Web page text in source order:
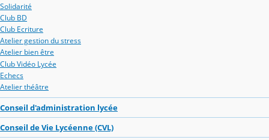
Solidarité
Club BD
Club Ecriture
Atelier gestion du stress
Atelier bien être
Club Vidéo Lycée
Echecs
Atelier théâtre
Conseil d'administration lycée
Conseil de Vie Lycéenne (CVL)